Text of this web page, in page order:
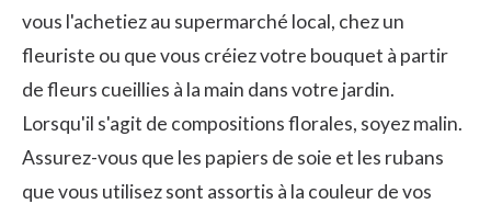
vous l'achetiez au supermarché local, chez un
fleuriste ou que vous créiez votre bouquet à partir
de fleurs cueillies à la main dans votre jardin.
Lorsqu'il s'agit de compositions florales, soyez malin.
Assurez-vous que les papiers de soie et les rubans
que vous utilisez sont assortis à la couleur de vos